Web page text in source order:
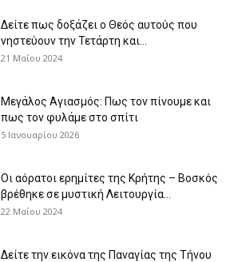
Δείτε πως δοξάζει ο Θεός αυτούς που
νηστεύουν την Τετάρτη και...
21 Μαΐου 2024
Μεγάλος Αγιασμός: Πως τον πίνουμε και
πως τον φυλάμε στο σπίτι
5 Ιανουαρίου 2026
Οι αόρατοι ερημίτες της Κρήτης – Βοσκός
βρέθηκε σε μυστική Λειτουργία...
22 Μαΐου 2024
Δείτε την εικόνα της Παναγίας της Τήνου